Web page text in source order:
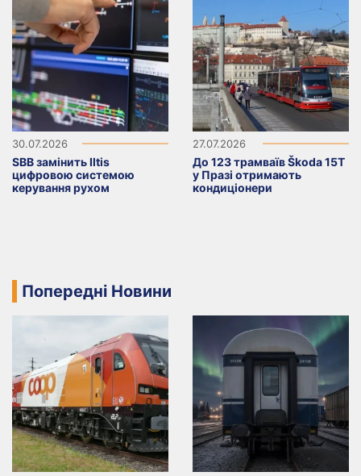
30.07.2026
SBB замінить Iltis
цифровою системою
керування рухом
27.07.2026
До 123 трамваїв Škoda 15T
у Празі отримають
кондиціонери
Попередні Новини